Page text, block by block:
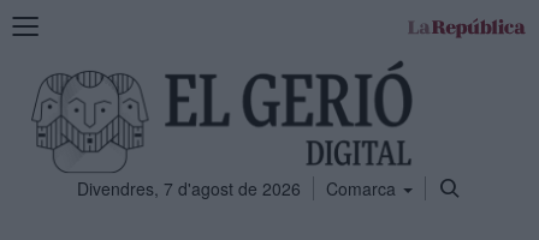
Mostra
navegació
Divendres, 7 d'agost de 2026 Comarca